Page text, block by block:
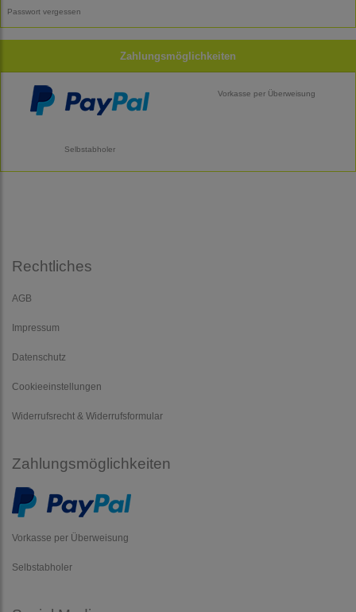
Passwort vergessen
Zahlungsmöglichkeiten
Vorkasse per Überweisung
Selbstabholer
Rechtliches
AGB
Impressum
Datenschutz
Cookieeinstellungen
Widerrufsrecht & Widerrufsformular
Zahlungsmöglichkeiten
Vorkasse per Überweisung
Selbstabholer